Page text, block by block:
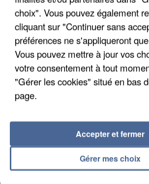
L’UN DES FONDATEURS
MAFIA INTERPELLÉ EN ALGÉRIE
choix". Vous pouvez également
cliquant sur "Continuer sans
préférences ne s'appliqueront
Vous pouvez mettre à jour vos
votre consentement à tout
"Gérer les cookies" situé en bas
page.
Gérer mes choix
Accepter et fermer